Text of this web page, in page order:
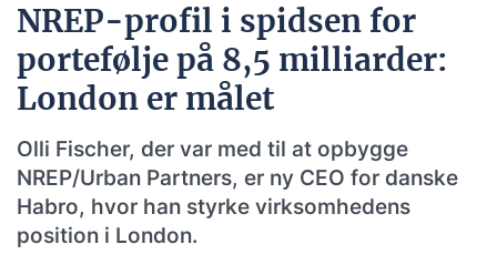
NREP-profil i spidsen for
portefølje på 8,5 milliarder:
London er målet
Olli Fischer, der var med til at opbygge
NREP/Urban Partners, er ny CEO for danske
Habro, hvor han styrke virksomhedens
position i London.